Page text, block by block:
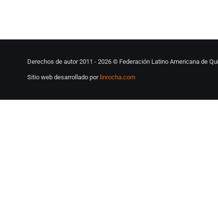
Derechos de autor 2011 - 2026 © Federación Latino Americana de
Sitio web desarrollado por linrocha.com